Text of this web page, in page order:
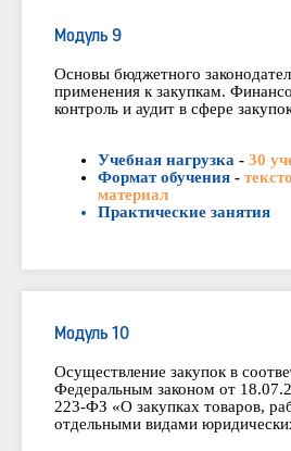
Модуль 9
Основы бюджетного
применения к закупкам.
контроль и аудит в сфере
Учебная нагрузка - 30
Формат обучения -
материал
Практические занятия
Модуль 10
Осуществление закупок в
Федеральным законом от
223-ФЗ «О закупках товаров,
отдельными видами